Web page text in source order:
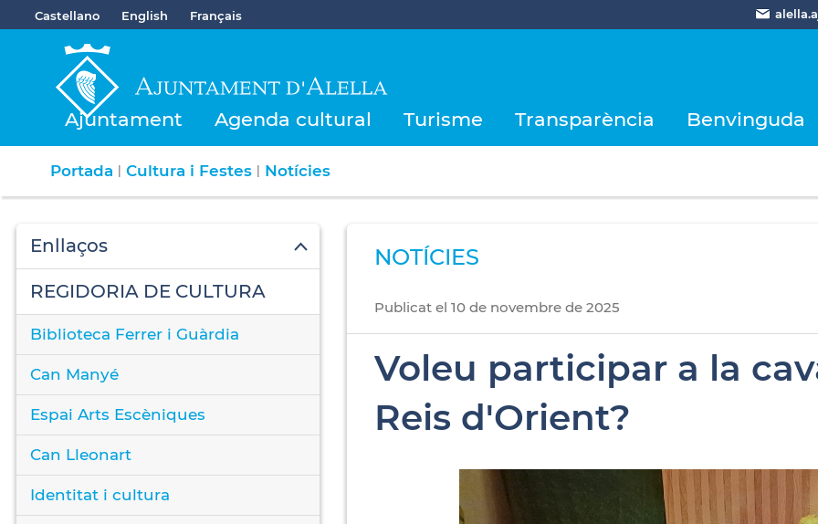
Castellano English Français
Ajuntament Agenda cultural Turisme Transparència Benvinguda
Portada | Cultura i Festes | Notícies
Enllaços
REGIDORIA DE CULTURA
Biblioteca Ferrer i Guàrdia
Can Manyé
Espai Arts Escèniques
Can Lleonart
Identitat i cultura
NOTÍCIES
Publicat el 10 denovembre de2025
Voleu participar a la
Reis d'Orient?